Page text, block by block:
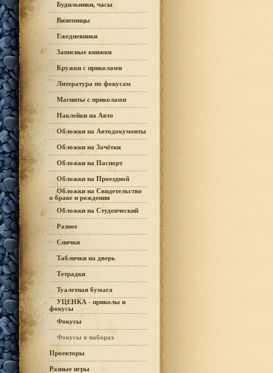
Будильники, часы
Визитницы
Ежедневники
Записные книжки
Кружки с приколами
Литература по фокусам
Магниты с приколами
Наклейки на Авто
Обложки на Автодокументы
Обложки на Зачётки
Обложки на Паспорт
Обложки на Проездной
Обложки на Свидетельство
о браке и рождении
Обложки на Студенческий
Разное
Спички
Таблички на дверь
Тетрадки
Туалетная бумага
УЦЕНКА - приколы и
фокусы
Фокусы
Фокусы в наборах
Проекторы
Разные игры